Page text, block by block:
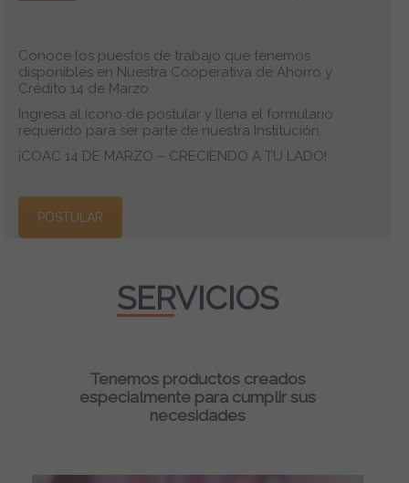
Conoce los puestos de trabajo que tenemos
disponibles en Nuestra Cooperativa de Ahorro y
Crédito 14 de Marzo.
Ingresa al ícono de postular y llena el formulario
requerido para ser parte de nuestra Institución.
¡COAC 14 DE MARZO – CRECIENDO A TU LADO!
POSTULAR
SERVICIOS
Tenemos productos creados
especialmente para cumplir sus
necesidades